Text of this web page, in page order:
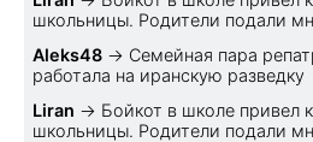
школьницы. Родители подали
Aleks48 → Семейная пара
работала на иранскую разведку
Liran → Бойкот в школе привел
школьницы. Родители подали